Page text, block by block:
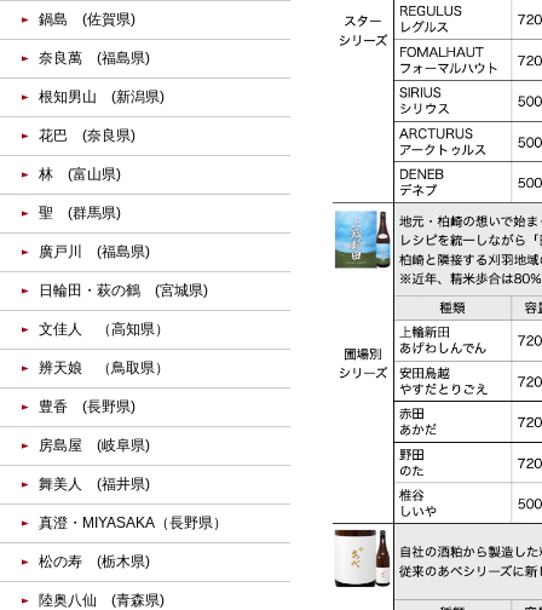
鍋島 (佐賀県)
奈良萬 (福島県)
根知男山 (新潟県)
花巴 (奈良県)
林 (富山県)
聖 (群馬県)
廣戸川 (福島県)
日輪田・萩の鶴 (宮城県)
文佳人 （高知県）
辨天娘 （鳥取県）
豊香 (長野県)
房島屋 (岐阜県)
舞美人 (福井県)
真澄・MIYASAKA（長野県）
松の寿 (栃木県)
陸奥八仙 (青森県)